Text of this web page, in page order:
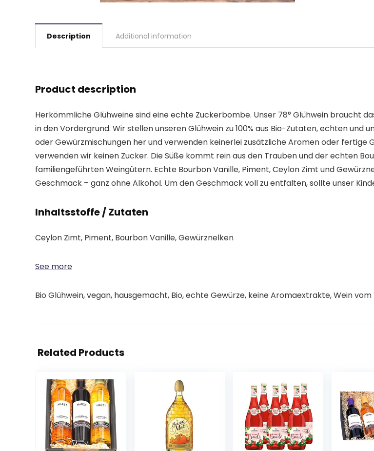
Description Additional information
Product description
Herkömmliche Glühweine sind eine echte Zuckerbombe. Unser 78° Glühwein braucht
in den Vordergrund. Wir stellen unseren Glühwein zu 100% aus Bio-Zutaten, echten
oder Gewürzmischungen her und verwenden keinerlei zusätzliche Aromen oder fertige
verwenden wir keinen Zucker. Die Süße kommt rein aus den Trauben und der echten
familiengeführten Weingütern. Echte Bourbon Vanille, Piment, Ceylon Zimt und
Geschmack – ganz ohne Alkohol. Um den Geschmack voll zu entfalten, sollte unser
Inhaltsstoffe / Zutaten
Ceylon Zimt, Piment, Bourbon Vanille, Gewürznelken
See more
Bio Glühwein, vegan, hausgemacht, Bio, echte Gewürze, keine Aromaextrakte, Wein
Related Products